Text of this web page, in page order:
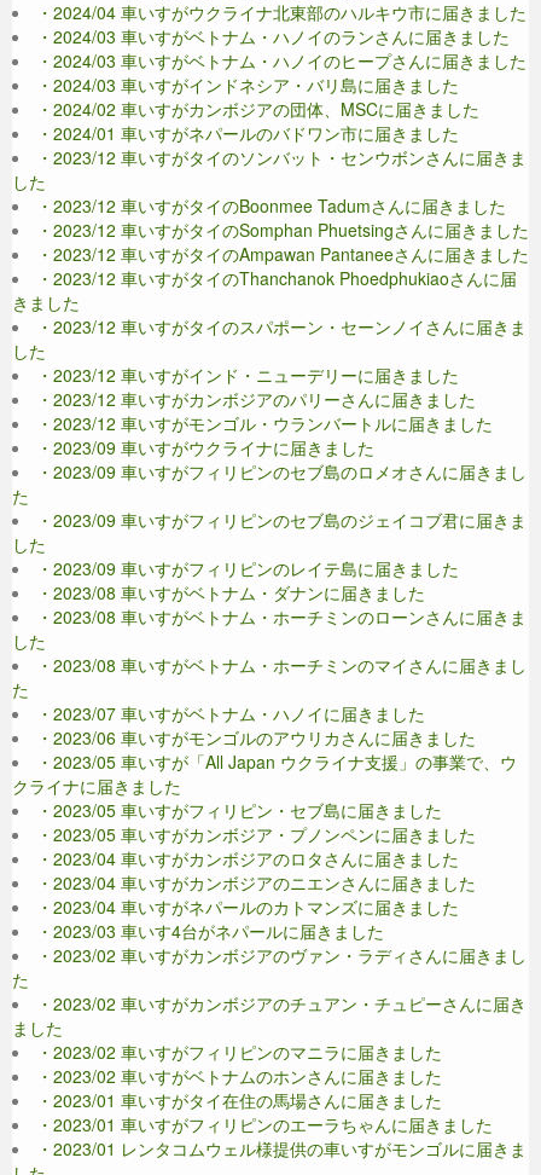
・2024/04 車いすがウクライナ北東部のハルキウ市に届きました
・2024/03 車いすがベトナム・ハノイのランさんに届きました
・2024/03 車いすがベトナム・ハノイのヒープさんに届きました
・2024/03 車いすがインドネシア・バリ島に届きました
・2024/02 車いすがカンボジアの団体、MSCに届きました
・2024/01 車いすがネパールのバドワン市に届きました
・2023/12 車いすがタイのソンバット・センウボンさんに届きま
した
・2023/12 車いすがタイのBoonmee Tadumさんに届きました
・2023/12 車いすがタイのSomphan Phuetsingさんに届きました
・2023/12 車いすがタイのAmpawan Pantaneeさんに届きました
・2023/12 車いすがタイのThanchanok Phoedphukiaoさんに届
きました
・2023/12 車いすがタイのスパポーン・セーンノイさんに届きま
した
・2023/12 車いすがインド・ニューデリーに届きました
・2023/12 車いすがカンボジアのパリーさんに届きました
・2023/12 車いすがモンゴル・ウランバートルに届きました
・2023/09 車いすがウクライナに届きました
・2023/09 車いすがフィリピンのセブ島のロメオさんに届きまし
た
・2023/09 車いすがフィリピンのセブ島のジェイコブ君に届きま
した
・2023/09 車いすがフィリピンのレイテ島に届きました
・2023/08 車いすがベトナム・ダナンに届きました
・2023/08 車いすがベトナム・ホーチミンのローンさんに届きま
した
・2023/08 車いすがベトナム・ホーチミンのマイさんに届きまし
た
・2023/07 車いすがベトナム・ハノイに届きました
・2023/06 車いすがモンゴルのアウリカさんに届きました
・2023/05 車いすが「All Japan ウクライナ支援」の事業で、ウ
クライナに届きました
・2023/05 車いすがフィリピン・セブ島に届きました
・2023/05 車いすがカンボジア・プノンペンに届きました
・2023/04 車いすがカンボジアのロタさんに届きました
・2023/04 車いすがカンボジアのニエンさんに届きました
・2023/04 車いすがネパールのカトマンズに届きました
・2023/03 車いす4台がネパールに届きました
・2023/02 車いすがカンボジアのヴァン・ラディさんに届きまし
た
・2023/02 車いすがカンボジアのチュアン・チュピーさんに届き
ました
・2023/02 車いすがフィリピンのマニラに届きました
・2023/02 車いすがベトナムのホンさんに届きました
・2023/01 車いすがタイ在住の馬場さんに届きました
・2023/01 車いすがフィリピンのエーラちゃんに届きました
・2023/01 レンタコムウェル様提供の車いすがモンゴルに届きま